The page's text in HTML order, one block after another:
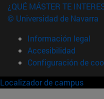
¿QUÉ MÁSTER TE
© Universidad de Navarra
Información legal
Accesibilidad
Configuración de
Localizador de campus